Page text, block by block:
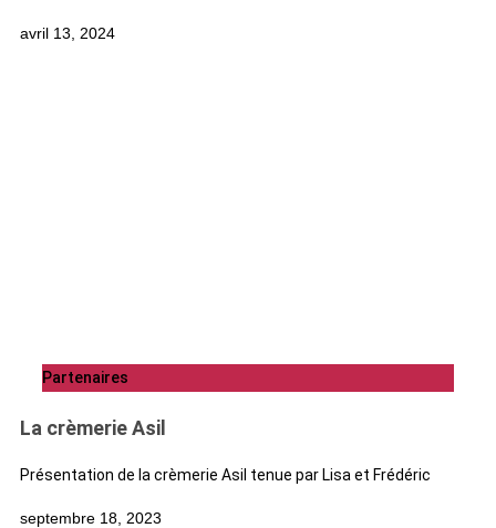
avril 13, 2024
Partenaires
La crèmerie Asil
Présentation de la crèmerie Asil tenue par Lisa et Frédéric
septembre 18, 2023